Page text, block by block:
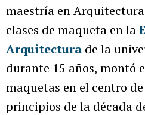
maestría en Arquitectura
clases de maqueta en la
Arquitectura de la
durante 15 años, montó
maquetas en el centro
principios de la década